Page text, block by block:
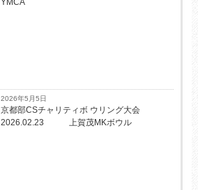
YMCA
2026年5月5日
京都部CSチャリティボ ウリング大会
2026.02.23 上賀茂MKボウル